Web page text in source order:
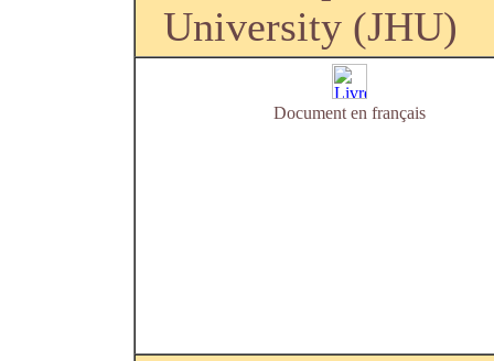
University (JHU)
Document en français